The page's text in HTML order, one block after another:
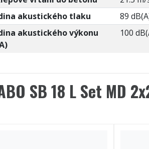
akustického tlaku
89
akustického výkonu
100
SB 18 L Set MD